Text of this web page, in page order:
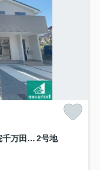
★現地見学可能！★京都市左京区修学院千万田町 第1期 新築一戸建て 2号地